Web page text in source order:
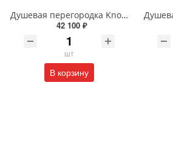
Душевая перегородка Knotlor VELUM RIPPLE WI120CG1GM 120х200 см оружейная сталь
42 100 ₽
шт
В корзину